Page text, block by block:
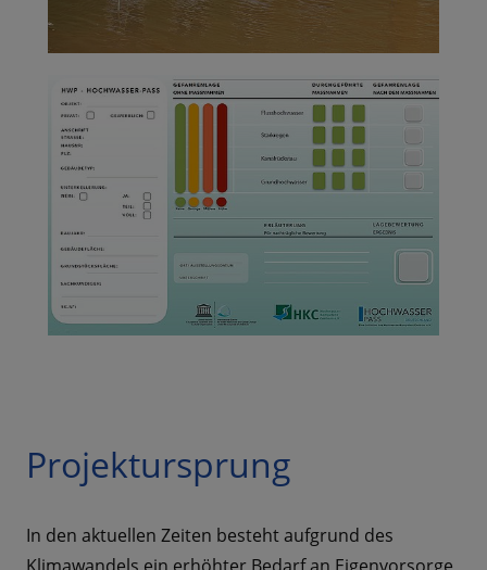
Projektursprung
In den aktuellen Zeiten besteht aufgrund des